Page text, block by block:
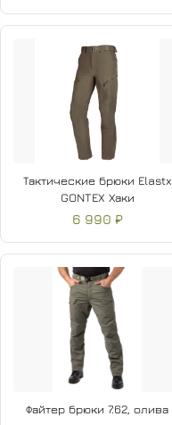
Тактические брюки Elastx
GONTEX Хаки
6 990 ₽
Файтер брюки 7.62, олива